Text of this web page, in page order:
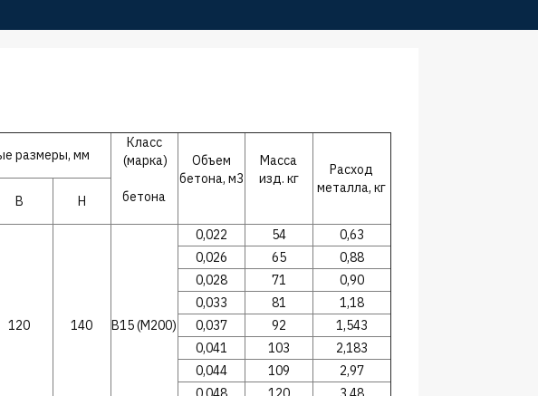
размеры, мм
Класс
(марка)
бетона
Объем
бетона, м3
Масса
изд. кг
Расход
металла, кг
B H
120 140 В15 (М200)
0,022 54
0,63
0,026 65
0,88
0,028 71
0,90
0,033 81
1,18
0,037 92
1,543
0,041 103
2,183
0,044 109
2,97